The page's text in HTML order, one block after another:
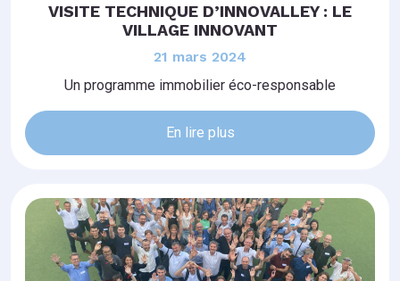
VISITE TECHNIQUE D’INNOVALLEY : LE
VILLAGE INNOVANT
21 mars 2024
Un programme immobilier éco-responsable
En lire plus